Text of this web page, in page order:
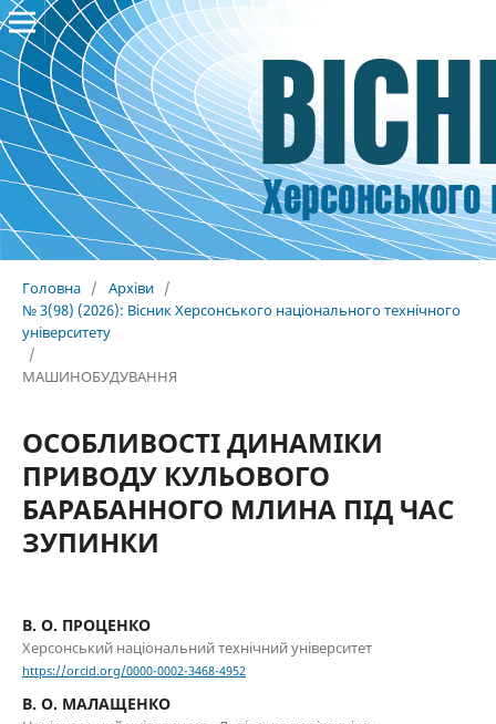
Головна / Архіви /
№ 3(98) (2026): Вісник Херсонського національного технічного
університету
/
МАШИНОБУДУВАННЯ
ОСОБЛИВОСТІ ДИНАМІКИ
ПРИВОДУ КУЛЬОВОГО
БАРАБАННОГО МЛИНА ПІД ЧАС
ЗУПИНКИ
В. О. ПРОЦЕНКО
Херсонський національний технічний університет
https://orcid.org/0000-0002-3468-4952
В. О. МАЛАЩЕНКО